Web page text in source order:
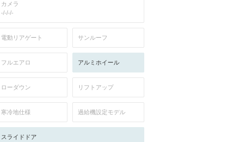
カメラ
-/-/-/-
電動リアゲート サンルーフ
フルエアロ アルミホイール
ローダウン リフトアップ
寒冷地仕様 過給機設定モデル
スライドドア